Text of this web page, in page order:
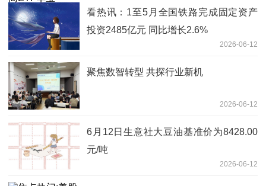
亿元
看热讯：1至5月全国铁路完成固定资产
投资2485亿元 同比增长2.6%
2026-06-12
聚焦数智转型 共探行业新机
2026-06-12
6月12日生意社大豆油基准价为8428.00
元/吨
2026-06-12